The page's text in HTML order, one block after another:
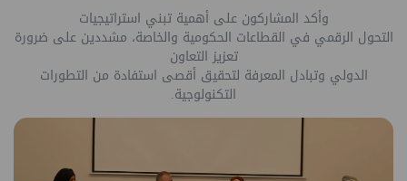
وأكد المشاركون على أهمية تبني استراتيجيات
التحول الرقمي في القطاعات الحكومية والخاصة، مشددين على ضرورة
تعزيز التعاون
الدولي وتبادل المعرفة لتحقيق أقصى استفادة من التطورات
التكنولوجية.